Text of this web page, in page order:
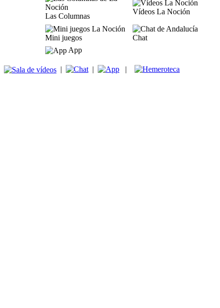
Las Columnas
Vídeos La Noción
Mini juegos
Chat
App
| | |